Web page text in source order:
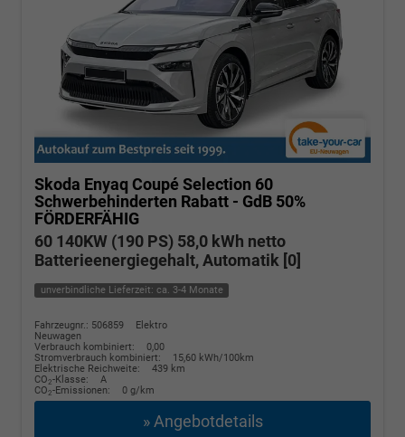
Skoda Enyaq CoupéSelection 60
Schwerbehinderten Rabatt - GdB 50%
FÖRDERFÄHIG
60 140KW (190 PS) 58,0 kWh netto
Batterieenergiegehalt, Automatik [0]
unverbindliche Lieferzeit: ca. 3-4 Monate
Fahrzeugnr.: 506859
Elektro
Neuwagen
Verbrauch kombiniert:
0,00
Stromverbrauch kombiniert:
15,60 kWh/100km
Elektrische Reichweite:
439 km
CO2-Klasse:
A
CO2-Emissionen: 0 g/km
» Angebotdetails